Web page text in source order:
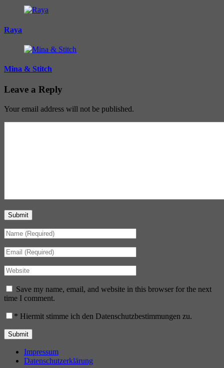
Raya
Mina & Stitch
Leave a Reply
Your email address will not be published.
Submit
Save my name, email, and website in this browser for the next
time I comment.
* Hiermit stimme ich den Datenschutzbestimmungen zu.
Impressum
Datenschutzerklärung